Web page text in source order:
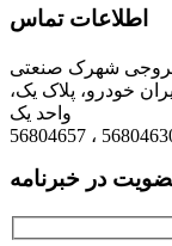
اطلاعات تماس
تهران-قم، خروجی شهرک صنعتی
خودرو، پلاک یک،
واحد یک
در خبرنامه